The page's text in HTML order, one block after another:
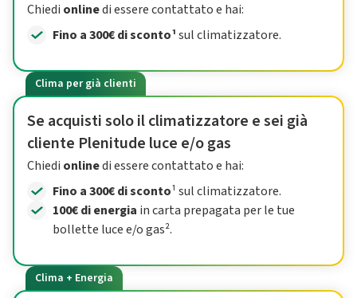
Chiedi onlinedi essere contattato e hai:
Fino a 300€ di sconto¹sul climatizzatore.
Clima per già clienti
Se acquisti solo il climatizzatore e sei già
cliente Plenitude luce e/o gas
Chiedi onlinedi essere contattato e hai:
Fino a 300€ di sconto¹ sul climatizzatore.
100€ di energia in carta prepagata per le tue
bollette luce e/o gas².
Clima + Energia